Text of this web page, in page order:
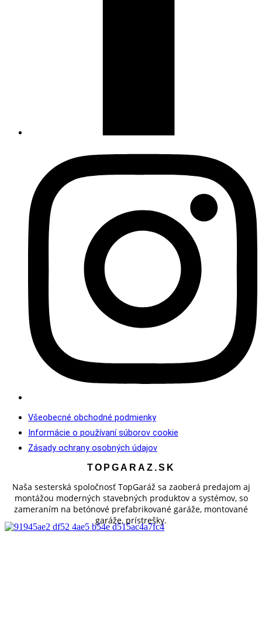
Všeobecné obchodné podmienky
Informácie o používaní súborov cookie
Zásady ochrany osobných údajov
TOPGARAZ.SK
Naša sesterská spoločnosť TopGaráž sa zaoberá predajom aj
montážou moderných stavebných produktov a systémov, so
zameraním na betónové prefabrikované garáže, montované
garáže, prístrešky.